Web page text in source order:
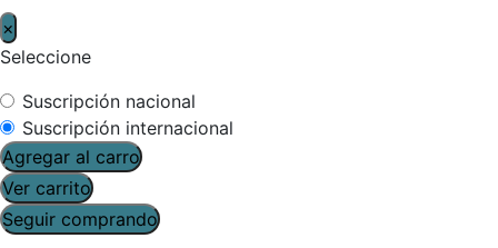
×
Seleccione
Suscripción nacional
Suscripción internacional
Agregar al carro
Ver carrito
Seguir comprando